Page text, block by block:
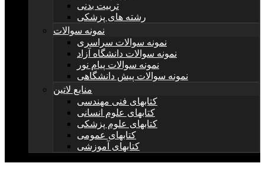
تربیت بدنی
رشته های پزشکی
نمونه سوالات
نمونه سوالات سراسری
نمونه سوالات دانشگاه آزاد
نمونه سوالات پیام نور
نمونه سوالات پیش دانشگاهی
منابع لاتین
کتابهای فنی مهندسی
کتابهای علوم انسانی
کتابهای علوم پزشکی
کتابهای عمومی
کتابهای آموزشی